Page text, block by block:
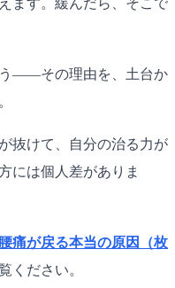
ます。緩んだら、そこで
——その理由を、土台か
抜けて、自分の治る力が
には個人差がありま
腰痛が戻る本当の原因（枚
ください。